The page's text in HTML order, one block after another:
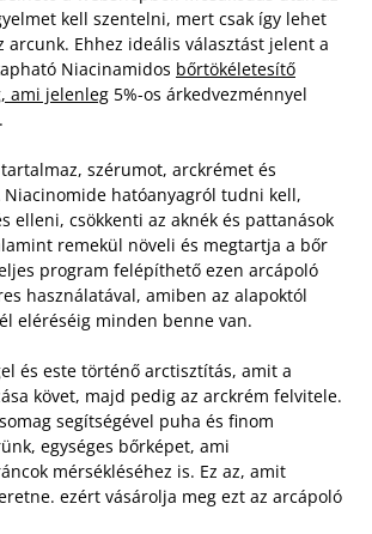
kell szentelni, mert csak így lehet
arcunk. Ehhez ideális választást jelent a
Niacinamidos bőrtökéletesítő
ami jelenleg 5%-os árkedvezménnyel
szérumot, arckrémet és
hatóanyagról tudni kell,
elleni, csökkenti az aknék és pattanások
remekül növeli és megtartja a bőr
program felépíthető ezen arcápoló
használatával, amiben az alapoktól
eléréséig minden benne van.
és este történő arctisztítás, amit a
követ, majd pedig az arckrém felvitele.
segítségével puha és finom
egységes bőrképet, ami
mérsékléséhez is. Ez az, amit
ezért vásárolja meg ezt az arcápoló